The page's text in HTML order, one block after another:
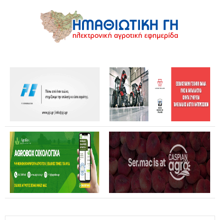
Θανάσης Καββαδάς: Θωρακίζεται όλη η χώρα απέναντι